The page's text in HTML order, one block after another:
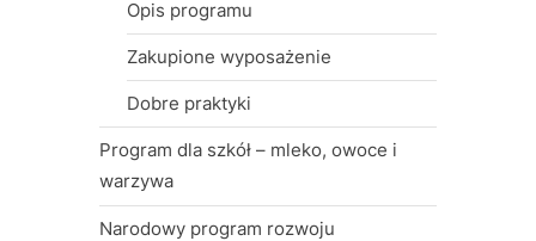
Opis programu
Zakupione wyposażenie
Dobre praktyki
Program dla szkół – mleko, owoce i
warzywa
Narodowy program rozwoju